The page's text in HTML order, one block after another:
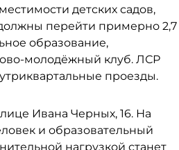
детских садов,
перейти примерно 2,7
образование,
молодёжный клуб. ЛСР
проезды.
Ивана Черных, 16. На
и образовательный
нагрузкой станет